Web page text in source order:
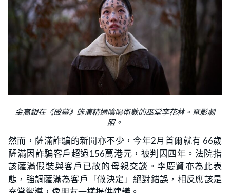
金高銀在《破墓》飾演精通陰陽術數的巫堂李花林。電影劇
照。
然而，薩滿詐騙的新聞亦不少，今年2月首爾就有 66歲
薩滿因詐騙客戶超過156萬港元，被判囚四年。法院指
該薩滿假裝與客戶已故的母親交談。李慶賢亦為此表
態，強調薩滿為客戶「做決定」絕對錯誤，相反應該是